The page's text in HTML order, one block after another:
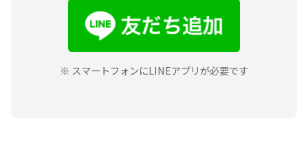
※ スマートフォンにLINEアプリが必要です